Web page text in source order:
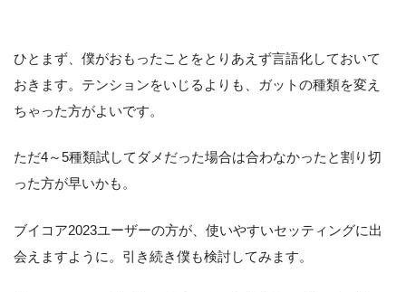
ひとまず、僕がおもったことをとりあえず言語化しておいて
おきます。テンションをいじるよりも、ガットの種類を変え
ちゃった方がよいです。
ただ4～5種類試してダメだった場合は合わなかったと割り切
った方が早いかも。
ブイコア2023ユーザーの方が、使いやすいセッティングに出
会えますように。引き続き僕も検討してみます。